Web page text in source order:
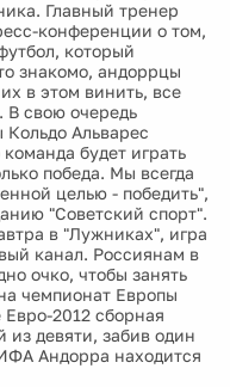
Главный тренер
конференции о том,
который
знакомо, андоррцы
в этом винить, все
В свою очередь
Альварес
будет играть
победа. Мы всегда
целью - победить",
"Советский спорт".
в "Лужниках", игра
канал. Россиянам в
очко, чтобы занять
чемпионат Европы
2012 сборная
из девяти, забив один
Андорра находится